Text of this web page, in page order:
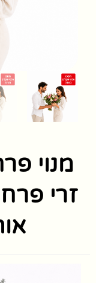
זרי